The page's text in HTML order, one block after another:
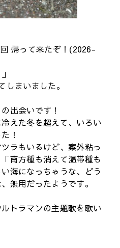
帰って来たぞ！(2026-
しまいました。
出会いです！
えた冬を超えて、いろい
！
ラもいるけど、案外粘っ
南方種も消えて温帯種も
海になっちゃうな、どう
無用だったようです。
トラマンの主題歌を歌い